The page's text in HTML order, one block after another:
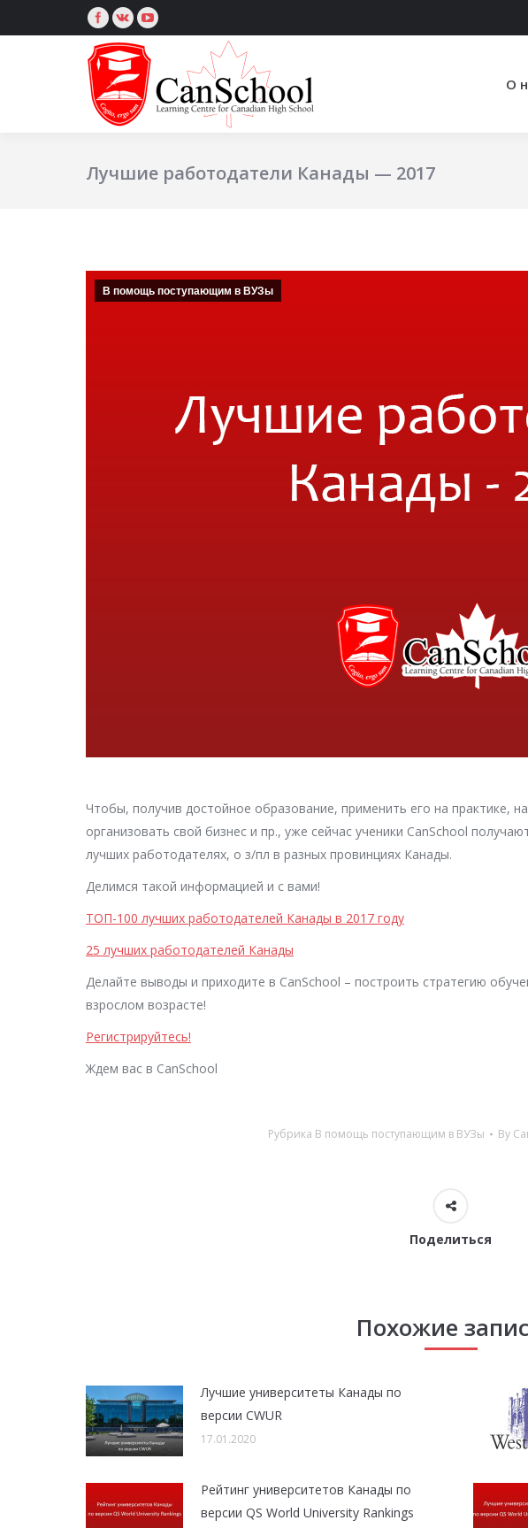
О
Лучшие работодатели Канады — 2017
В помощь поступающим в ВУЗы
Чтобы, получив достойное образование, применить его на практике,
организовать свой бизнес и пр., уже сейчас ученики CanSchool
лучших работодателях, о з/пл в разных провинциях Канады.
Делимся такой информацией и с вами!
ТОП-100 лучших работодателей Канады в 2017 году
25 лучших работодателей Канады
Делайте выводы и приходите в CanSchool – построить стратегию
взрослом возрасте!
Регистрируйтесь!
Ждем вас в CanSchool
Рубрика В помощь поступающим в ВУЗы By
Поделиться
Похожие
Лучшие университеты Канады по
версии CWUR
17.01.2020
Рейтинг университетов Канады по
версии QS World University Rankings